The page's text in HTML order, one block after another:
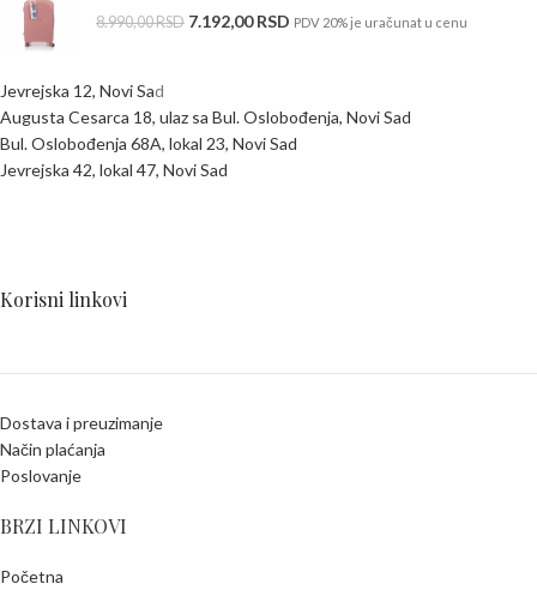
8.990,00RSD 7.192,00RSD PDV 20% je uračunat u cenu
Jevrejska 12, Novi Sad
Augusta Cesarca 18, ulaz sa Bul. Oslobođenja, Novi Sad
Bul. Oslobođenja 68A, lokal 23, Novi Sad
Jevrejska 42, lokal 47, Novi Sad
Korisni linkovi
Dostava i preuzimanje
Način plaćanja
Poslovanje
BRZI LINKOVI
Početna